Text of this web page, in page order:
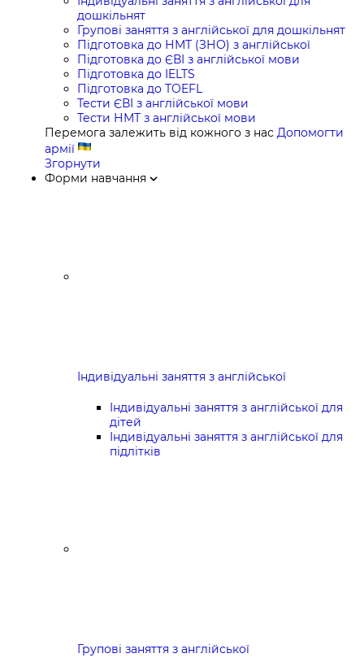
дошкільнят
Групові заняття з англійської для дошкільнят
Підготовка до НМТ (ЗНО) з англійської
Підготовка до ЄВІ з англійської мови
Підготовка до IELTS
Підготовка до TOEFL
Тести ЄВІ з англійської мови
Тести НМТ з англійської мови
Перемога залежить від кожного з нас Допомогти
армії
Згорнути
Форми навчання
Індивідуальні заняття з англійської
Індивідуальні заняття з англійської для
дітей
Індивідуальні заняття з англійської для
підлітків
Групові заняття з англійської